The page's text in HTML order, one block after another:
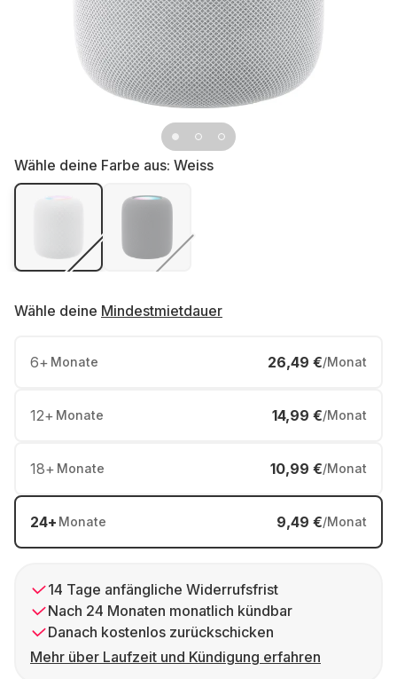
Wähle deine Farbe aus: Weiss
Wähle deine Mindestmietdauer
6+ Monate 26,49 €/Monat
12+ Monate 14,99 €/Monat
18+ Monate 10,99 €/Monat
24+ Monate 9,49 €/Monat
14 Tage anfängliche Widerrufsfrist
Nach 24 Monaten monatlich kündbar
Danach kostenlos zurückschicken
Mehr über Laufzeit und Kündigung erfahren